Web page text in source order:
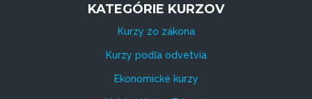
KATEGÓRIE KURZOV
Kurzy zo zákona
Kurzy podľa odvetvia
Ekonomické kurzy